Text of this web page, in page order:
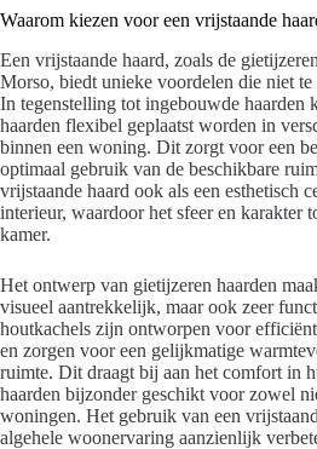
Waarom kiezen voor een vrijstaande
Een vrijstaande haard, zoals de
Morso, biedt unieke voordelen die niet te
In tegenstelling tot ingebouwde haarden
haarden flexibel geplaatst worden in
binnen een woning. Dit zorgt voor een
optimaal gebruik van de beschikbare
vrijstaande haard ook als een esthetisch
interieur, waardoor het sfeer en karakter
kamer.
Het ontwerp van gietijzeren haarden
visueel aantrekkelijk, maar ook zeer
houtkachels zijn ontworpen voor
en zorgen voor een gelijkmatige
ruimte. Dit draagt bij aan het comfort in
haarden bijzonder geschikt voor zowel
woningen. Het gebruik van een
algehele woonervaring aanzienlijk